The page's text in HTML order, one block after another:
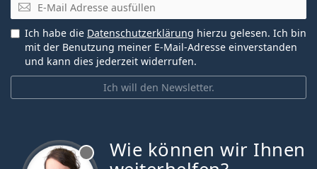
Ich will den Newsletter.
Ich habe die Datenschutzerklärung hierzu gelesen. Ich bin
mit der Benutzung meiner E-Mail-Adresse einverstanden
und kann dies jederzeit widerrufen.
Wie können wir Ihnen